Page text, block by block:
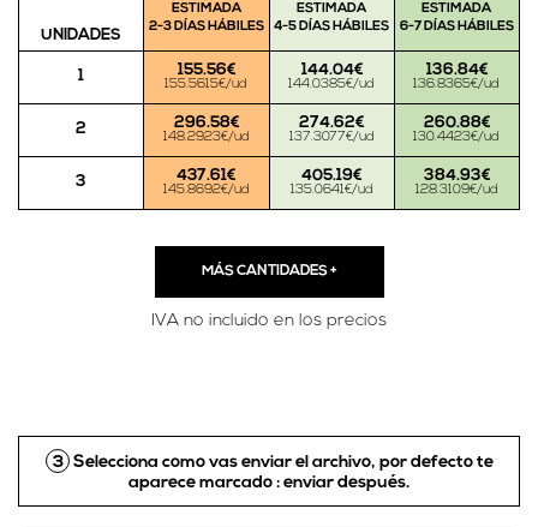
UNIDADES
ESTIMADA
2-3 DÍAS HÁBILES
ESTIMADA
4-5 DÍAS HÁBILES
ESTIMADA
6-7 DÍAS HÁBILES
1 155.56€
155.5615€/ud
144.04€
144.0385€/ud
136.84€
136.8365€/ud
2 296.58€
148.2923€/ud
274.62€
137.3077€/ud
260.88€
130.4423€/ud
3 437.61€
145.8692€/ud
405.19€
135.0641€/ud
384.93€
128.3109€/ud
MÁS CANTIDADES+
IVA no incluido en los precios
3 Selecciona como vas enviar el archivo, por defecto te
aparece marcado : enviar después.